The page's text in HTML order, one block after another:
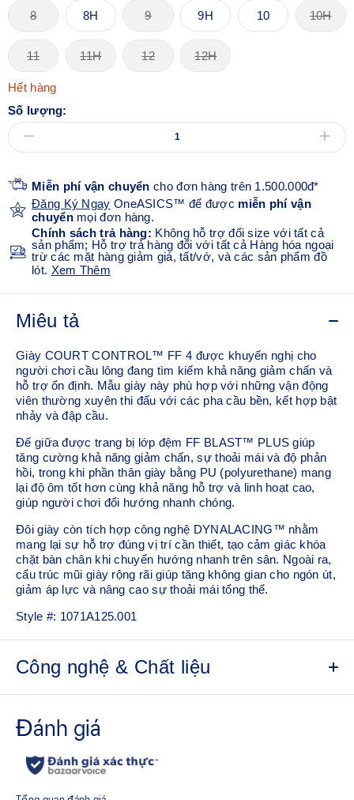
8 8H 9 9H 10 10H
11 11H 12 12H
Hết hàng
Số lượng:
Miễn phí vận chuyển cho đơn hàng trên 1.500.000đ*
Đăng Ký Ngay OneASICS™ để được miễn phí vận
chuyểnmọi đơn hàng.
Chính sách trả hàng: Không hỗ trợ đổi size với tất cả
sản phẩm; Hỗ trợ trả hàng đối với tất cả Hàng hóa ngoại
trừ các mặt hàng giảm giá, tất/vớ, và các sản phẩm đồ
lót. Xem Thêm
Miêu tả
Giày COURT CONTROL™ FF 4 được khuyến nghị cho
người chơi cầu lông đang tìm kiếm khả năng giảm chấn và
hỗ trợ ổn định. Mẫu giày này phù hợp với những vận động
viên thường xuyên thi đấu với các pha cầu bền, kết hợp bật
nhảy và đập cầu.
Đế giữa được trang bị lớp đệm FF BLAST™ PLUS giúp
tăng cường khả năng giảm chấn, sự thoải mái và độ phản
hồi, trong khi phần thân giày bằng PU (polyurethane) mang
lại độ ôm tốt hơn cùng khả năng hỗ trợ và linh hoạt cao,
giúp người chơi đổi hướng nhanh chóng.
Đôi giày còn tích hợp công nghệ DYNALACING™ nhằm
mang lại sự hỗ trợ đúng vị trí cần thiết, tạo cảm giác khóa
chặt bàn chân khi chuyển hướng nhanh trên sân. Ngoài ra,
cấu trúc mũi giày rộng rãi giúp tăng không gian cho ngón út,
giảm áp lực và nâng cao sự thoải mái tổng thể.
Style #: 1071A125.001
Công nghệ & Chất liệu
Vật liệu PU giúp tăng cường độ bền và độ linh hoạt.
Cấu trúc mũi giày rộng rãi
So với phiên bản trước, thiết kế mũi giày mang lại nhiều
không gian hơn quanh ngón út, giúp giảm áp lực và tăng sự
thoải mái khi mang.